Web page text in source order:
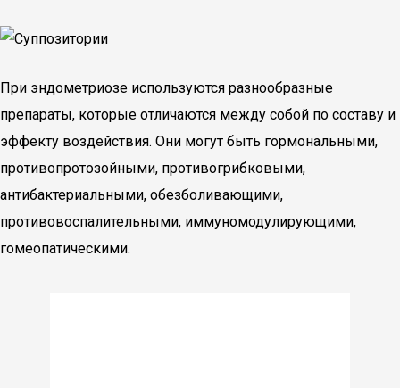
При эндометриозе используются разнообразные
препараты, которые отличаются между собой по составу и
эффекту воздействия. Они могут быть гормональными,
противопротозойными, противогрибковыми,
антибактериальными, обезболивающими,
противовоспалительными, иммуномодулирующими,
гомеопатическими.